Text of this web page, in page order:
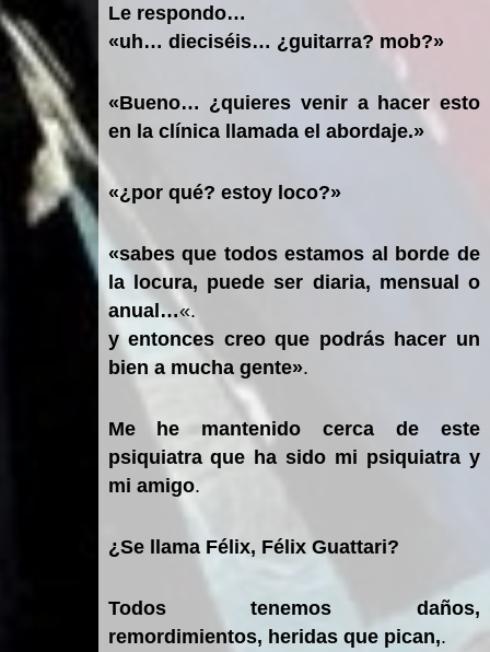
Le respondo…
«uh… dieciséis… ¿guitarra? mob?»
«Bueno… ¿quieres venir a hacer esto
en la clínica llamada el abordaje.»
«¿por qué? estoy loco?»
«sabes que todos estamos al borde de
la locura, puede ser diaria, mensual o
anual…«.
y entonces creo que podrás hacer un
bien a mucha gente».
Me he mantenido cerca de este
psiquiatra que ha sido mi psiquiatra y
mi amigo.
¿Se llama Félix, Félix Guattari?
Todos tenemos daños,
remordimientos, heridas que pican,.